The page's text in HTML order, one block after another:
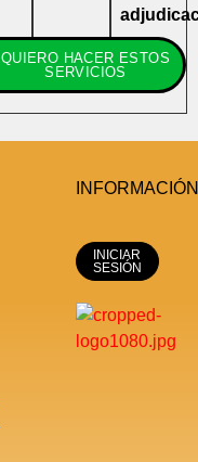
QUIERO HACER ESTOS
SERVICIOS
INFORMACIÓN
INICIAR
SESIÓN